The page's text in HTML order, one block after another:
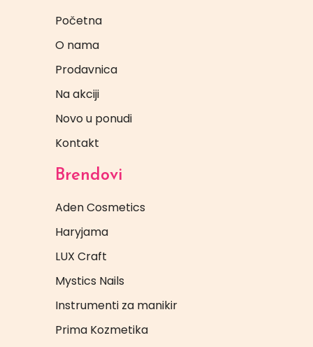
Početna
O nama
Prodavnica
Na akciji
Novo u ponudi
Kontakt
Brendovi
Aden Cosmetics
Haryjama
LUX Craft
Mystics Nails
Instrumenti za manikir
Prima Kozmetika